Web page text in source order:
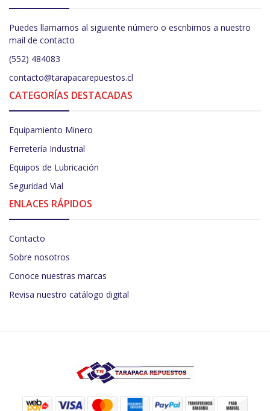
Puedes llamarnos al siguiente número o escribirnos a nuestro
mail de contacto
(552) 484083
contacto@tarapacarepuestos.cl
CATEGORÍAS DESTACADAS
Equipamiento Minero
Ferretería Industrial
Equipos de Lubricación
Seguridad Vial
ENLACES RÁPIDOS
Contacto
Sobre nosotros
Conoce nuestras marcas
Revisa nuestro catálogo digital